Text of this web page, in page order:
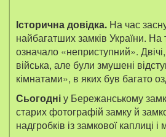
Історична довідка. На час
найбагатших замків України.
означало «неприступний».
війська, але були змушені
кімнатами», в яких був багато
Сьогодніу Бережанському
старих фотографій замку й
надгробків із замкової каплиці